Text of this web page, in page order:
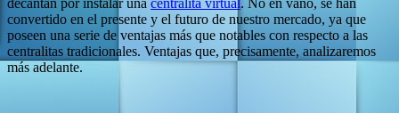
convertido en el presente y el futuro de nuestro mercado, ya que
poseen una serie de ventajas más que notables con respecto a las
centralitas tradicionales. Ventajas que, precisamente, analizaremos
más adelante.